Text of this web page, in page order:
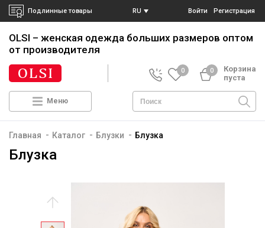
Подлинные товары RU Войти Регистрация
OLSI – женская одежда больших размеров оптом
от производителя
0 0
Корзина
пуста
Меню
Главная - Каталог - Блузки - Блузка
Блузка